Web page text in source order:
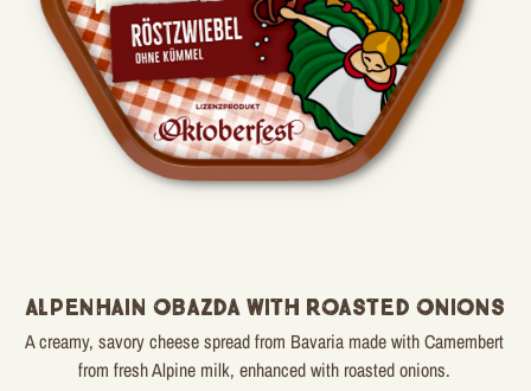
Alpenhain Obazda with Roasted Onions
A creamy, savory cheese spread from Bavaria made with Camembert
from fresh Alpine milk, enhanced with roasted onions.